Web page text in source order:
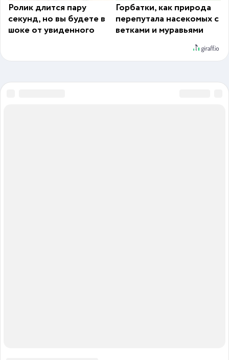
Ролик длится пару
секунд, но вы будете в
шоке от увиденного
Горбатки, как природа
перепутала насекомых с
ветками и муравьями